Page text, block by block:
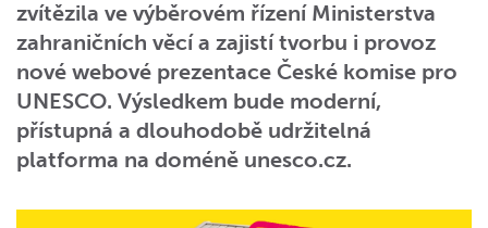
zvítězila ve výběrovém řízení Ministerstva
zahraničních věcí a zajistí tvorbu i provoz
nové webové prezentace České komise pro
UNESCO. Výsledkem bude moderní,
přístupná a dlouhodobě udržitelná
platforma na doméně unesco.cz.